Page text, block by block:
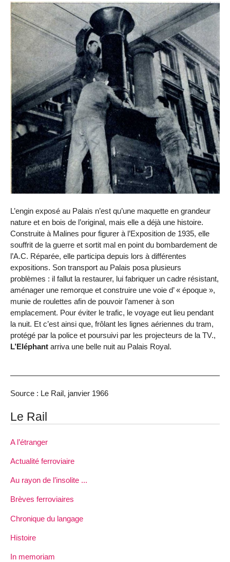
L’engin exposé au Palais n’est qu’une maquette en grandeur
nature et en bois de l’original, mais elle a déjà une histoire.
Construite à Malines pour figurer à l’Exposition de 1935, elle
souffrit de la guerre et sortit mal en point du bombardement de
l’A.C. Réparée, elle participa depuis lors à différentes
expositions. Son transport au Palais posa plusieurs
problèmes : il fallut la restaurer, lui fabriquer un cadre résistant,
aménager une remorque et construire une voie d’ « époque »,
munie de roulettes afin de pouvoir l’amener à son
emplacement. Pour éviter le trafic, le voyage eut lieu pendant
la nuit. Et c’est ainsi que, frôlant les lignes aériennes du tram,
protégé par la police et poursuivi par les projecteurs de la TV.,
L’Eléphant arriva une belle nuit au Palais Royal.
Source : Le Rail, janvier 1966
Le Rail
A l’étranger
Actualité ferroviaire
Au rayon de l’insolite ...
Brèves ferroviaires
Chronique du langage
Histoire
In memoriam